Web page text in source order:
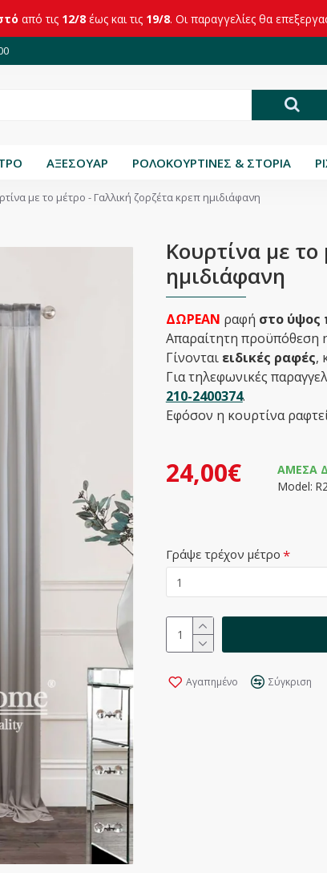
από τις 12/8 έως και τις 19/8. Οι παραγγελίες θα
ΑΞΕΣΟΥΑΡ ΡΟΛΟΚΟΥΡΤΙΝΕΣ & ΣΤΟΡΙΑ
με το μέτρο - Γαλλική ζορζέτα κρεπ ημιδιάφανη
Κουρτίνα με
ημιδιάφανη
ΔΩΡΕΑΝ ραφή στο ύψος
Απαραίτητη προϋπόθεση
Γίνονται ειδικές ραφές,
Για τηλεφωνικές
210-2400374.
Εφόσον η κουρτίνα
24,00€
ΆΜΕΣΑ
Model:
Γράψε τρέχον μέτρο
Αγαπημένο Σύγκριση